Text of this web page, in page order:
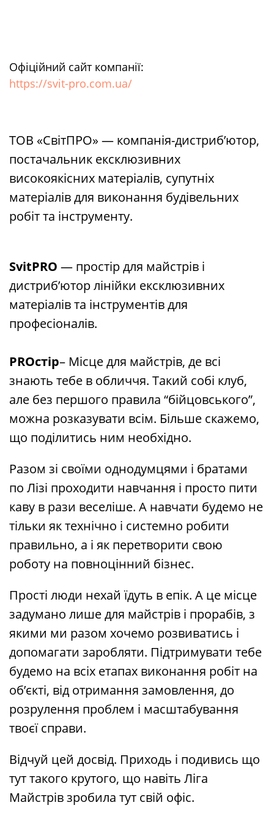
Офіційний сайт компанії:
https://svit-pro.com.ua/
ТОВ «СвітПРО» — компанія-дистриб’ютор,
постачальник ексклюзивних
високоякісних матеріалів, супутніх
матеріалів для виконання будівельних
робіт та інструменту.
SvitPRO — простір для майстрів і
дистриб’ютор лінійки ексклюзивних
матеріалів та інструментів для
професіоналів.
PROстір– Місце для майстрів, де всі
знають тебе в обличчя. Такий собі клуб,
але без першого правила “бійцовського”,
можна розказувати всім. Більше скажемо,
що поділитись ним необхідно.
Разом зі своїми однодумцями і братами
по Лізі проходити навчання і просто пити
каву в рази веселіше. А навчати будемо не
тільки як технічно і системно робити
правильно, а і як перетворити свою
роботу на повноцінний бізнес.
Прості люди нехай їдуть в епік. А це місце
задумано лише для майстрів і прорабів, з
якими ми разом хочемо розвиватись і
допомагати заробляти. Підтримувати тебе
будемо на всіх етапах виконання робіт на
об’єкті, від отримання замовлення, до
розрулення проблем і масштабування
твоєї справи.
Відчуй цей досвід. Приходь і подивись що
тут такого крутого, що навіть Ліга
Майстрів зробила тут свій офіс.